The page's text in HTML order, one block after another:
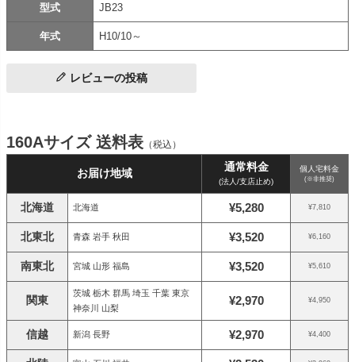
型式 JB23
年式 H10/10～
レビューの投稿
160Aサイズ 送料表 （税込）
お届け地域 通常料金
(法人/支店止め)
個人宅料金
(※非推奨)
北海道 北海道 ¥5,280 ¥7,810
北東北 青森 岩手 秋田 ¥3,520 ¥6,160
南東北 宮城 山形 福島 ¥3,520 ¥5,610
関東
茨城 栃木 群馬 埼玉 千葉 東京
神奈川 山梨
¥2,970 ¥4,950
信越 新潟 長野 ¥2,970 ¥4,400